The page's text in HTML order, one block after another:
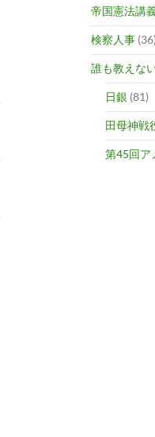
帝国憲法講
検察人事 (36)
誰も教えな
日銀 (81)
田母神戦
第45回ア